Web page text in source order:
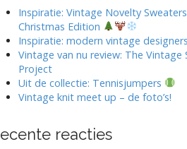
Inspiratie: Vintage Novelty
Christmas Edition
Inspiratie: modern vintage designers
Vintage van nu review: The Vintage
Project
Uit de collectie: Tennisjumpers
Vintage knit meet up – de foto’s!
reacties